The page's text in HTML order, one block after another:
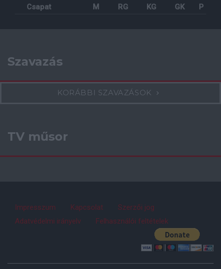
Csapat M RG KG GK P
Szavazás
KORÁBBI SZAVAZÁSOK
TV műsor
Impresszum Kapcsolat
Szerzői jog
Adatvédelmi irányelv
Felhasználói feltételek